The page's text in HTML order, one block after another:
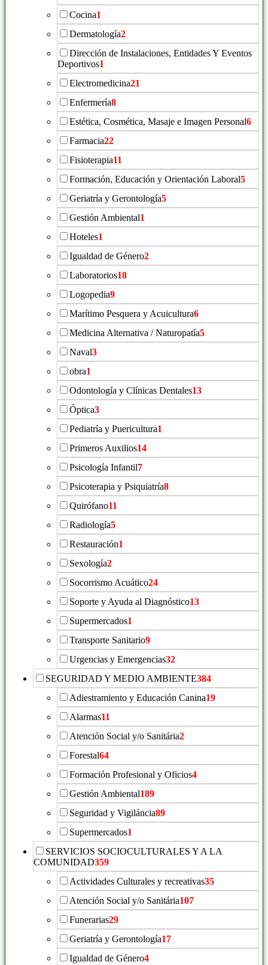
Cocina1
Dermatología2
Dirección de Instalaciones, Entidades Y Eventos
Deportivos1
Electromedicina21
Enfermería8
Estética, Cosmética, Masaje e Imagen Personal6
Farmacia22
Fisioterapia11
Formación, Educación y Orientación Laboral5
Geriatría y Gerontología5
Gestión Ambiental1
Hoteles1
Igualdad de Género2
Laboratorios18
Logopedia9
Marítimo Pesquera y Acuicultura6
Medicina Alternativa / Naturopatía5
Naval3
obra1
Odontología y Clínicas Dentales13
Óptica3
Pediatría y Puericultura1
Primeros Auxilios14
Psicología Infantil7
Psicoterapia y Psiquiatría8
Quirófano11
Radiología5
Restauración1
Sexología2
Socorrismo Acuático24
Soporte y Ayuda al Diagnóstico13
Supermercados1
Transporte Sanitario9
Urgencias y Emergencias32
SEGURIDAD Y MEDIO AMBIENTE384
Adiestramiento y Educación Canina19
Alarmas11
Atención Social y/o Sanitária2
Forestal64
Formación Profesional y Oficios4
Gestión Ambiental189
Seguridad y Vigiláncia89
Supermercados1
SERVICIOS SOCIOCULTURALES Y A LA
COMUNIDAD359
Actividades Culturales y recreativas35
Atención Social y/o Sanitária107
Funerarias29
Geriatría y Gerontología17
Igualdad de Género4